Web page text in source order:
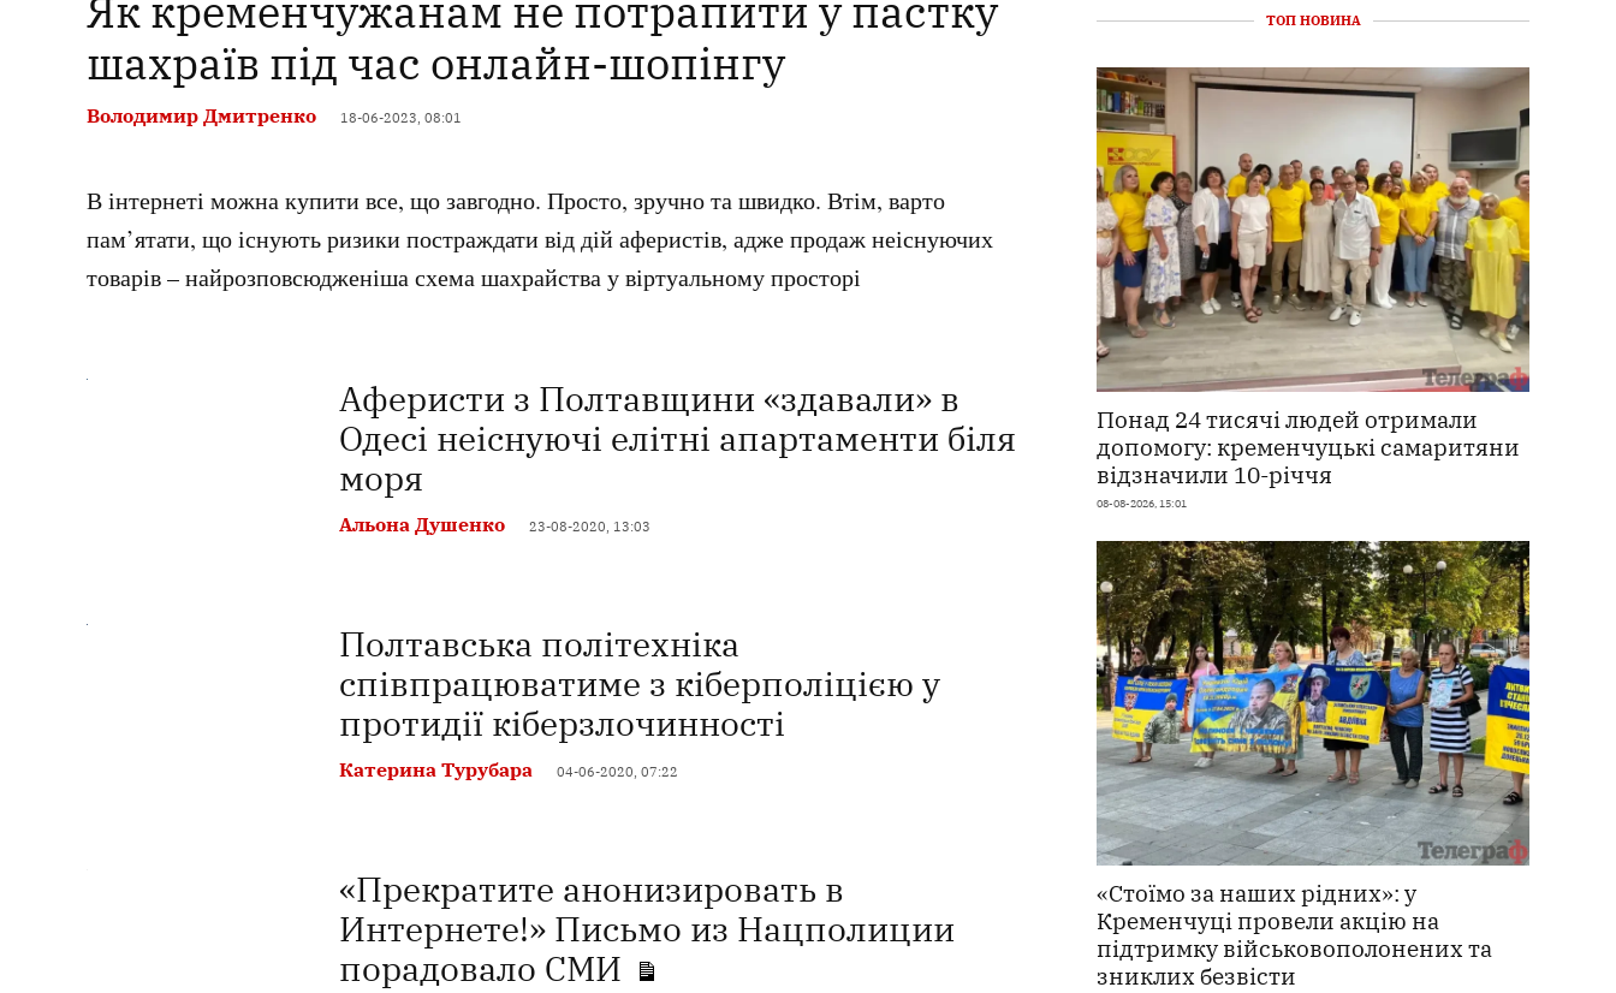
шахраїв під час онлайн-шопінгу
Володимир Дмитренко 18-06-2023, 08:01
В інтернеті можна купити все, що завгодно. Просто, зручно та швидко. Втім, варто
пам’ятати, що існують ризики постраждати від дій аферистів, адже продаж неіснуючих
товарів – найрозповсюдженіша схема шахрайства у віртуальному просторі
Аферисти з Полтавщини «здавали» в
Одесі неіснуючі елітні апартаменти біля
моря
Альона Душенко 23-08-2020, 13:03
Полтавська політехніка
співпрацюватиме з кіберполіцією у
протидії кіберзлочинності
Катерина Турубара 04-06-2020, 07:22
«Прекратите анонизировать в
Интернете!» Письмо из Нацполиции
порадовало СМИ
ТОП НОВИНА
Понад 24 тисячі людей отримали
допомогу: кременчуцькі самаритяни
відзначили 10-річчя
08-08-2026, 15:01
«Стоїмо за наших рідних»: у
Кременчуці провели акцію на
підтримку військовополонених та
зниклих безвісти